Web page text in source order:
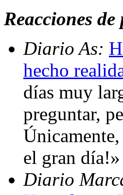
Reacciones
Diario As:
hecho
días muy
preguntar,
el gran
Diario